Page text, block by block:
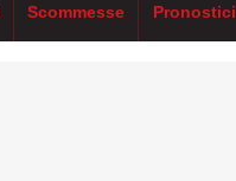
Scommesse Pronostici